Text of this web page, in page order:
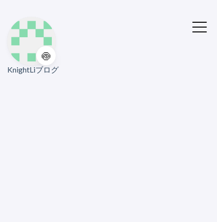
🍥
KnightLiブログ